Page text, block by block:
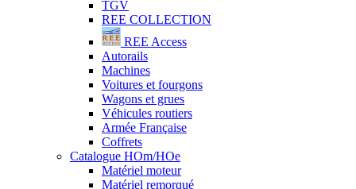
TGV
REE COLLECTION
REE Access
Autorails
Machines
Voitures et fourgons
Wagons et grues
Véhicules routiers
Armée Française
Coffrets
Catalogue HOm/HOe
Matériel moteur
Matériel remorqué